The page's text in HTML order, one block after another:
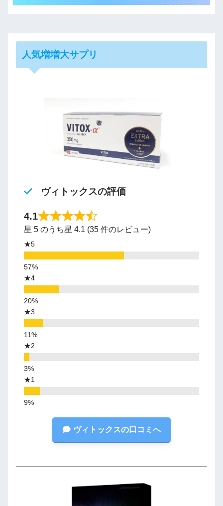
人気増増大サプリ
ヴィトックスの評価
4.1
星 5 のうち星 4.1 (35 件のレビュー)
★5
★4
★3
★2
★1
ヴィトックスの口コミへ